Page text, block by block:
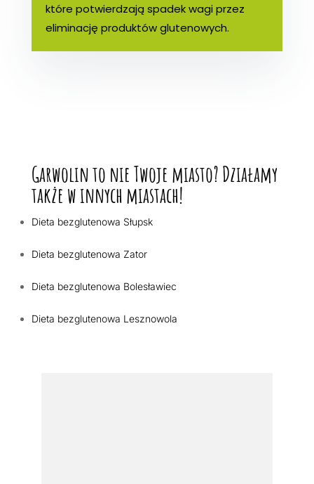
które potwierdzają spadek wagi przez
eliminację produktów glutenowych.
Garwolin to nie Twoje miasto? Działamy
także w innych miastach!
Dieta bezglutenowa Słupsk
Dieta bezglutenowa Zator
Dieta bezglutenowa Bolesławiec
Dieta bezglutenowa Lesznowola